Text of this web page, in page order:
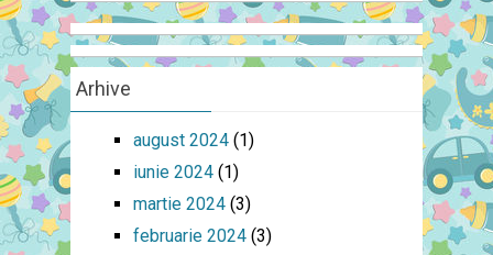
Arhive
august 2024(1)
iunie 2024(1)
martie 2024(3)
februarie 2024(3)